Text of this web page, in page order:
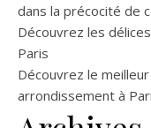
dans la précocité de
Découvrez les
Paris
Découvrez le
arrondissement à